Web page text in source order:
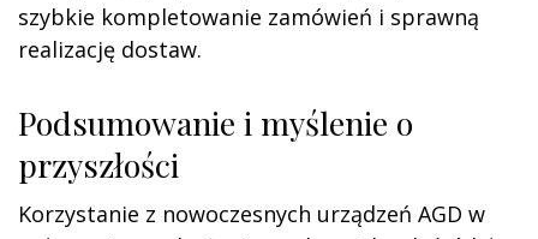
szybkie kompletowanie zamówień i sprawną
realizację dostaw.
Podsumowanie i myślenie o
przyszłości
Korzystanie z nowoczesnych urządzeń AGD w